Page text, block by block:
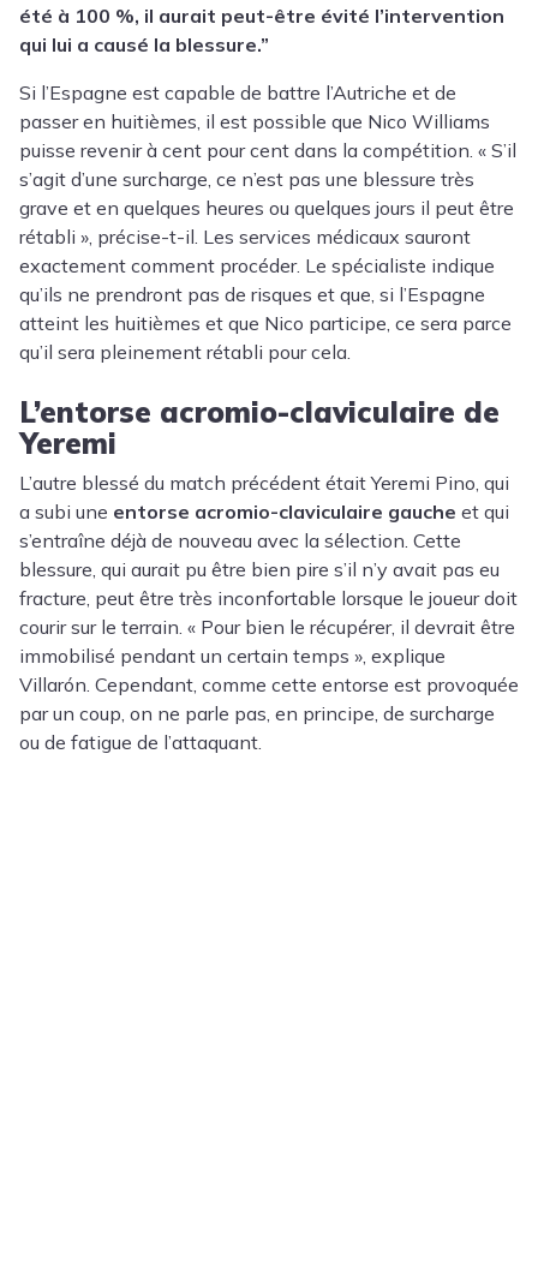
été à 100 %, il aurait peut-être évité l’intervention
qui lui a causé la blessure.”
Si l’Espagne est capable de battre l’Autriche et de
passer en huitièmes, il est possible que Nico Williams
puisse revenir à cent pour cent dans la compétition. « S’il
s’agit d’une surcharge, ce n’est pas une blessure très
grave et en quelques heures ou quelques jours il peut être
rétabli », précise-t-il. Les services médicaux sauront
exactement comment procéder. Le spécialiste indique
qu’ils ne prendront pas de risques et que, si l’Espagne
atteint les huitièmes et que Nico participe, ce sera parce
qu’il sera pleinement rétabli pour cela.
L’entorse acromio-claviculaire de
Yeremi
L’autre blessé du match précédent était Yeremi Pino, qui
a subi une entorse acromio-claviculaire gauche et qui
s’entraîne déjà de nouveau avec la sélection. Cette
blessure, qui aurait pu être bien pire s’il n’y avait pas eu
fracture, peut être très inconfortable lorsque le joueur doit
courir sur le terrain. « Pour bien le récupérer, il devrait être
immobilisé pendant un certain temps », explique
Villarón. Cependant, comme cette entorse est provoquée
par un coup, on ne parle pas, en principe, de surcharge
ou de fatigue de l’attaquant.